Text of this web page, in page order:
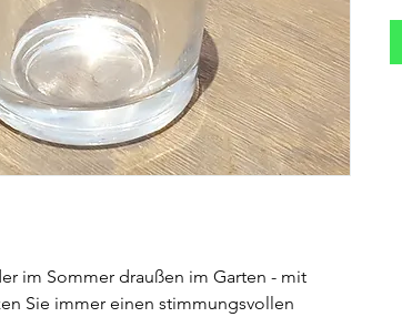
im Sommer draußen im Garten - mit
Sie immer einen stimmungsvollen